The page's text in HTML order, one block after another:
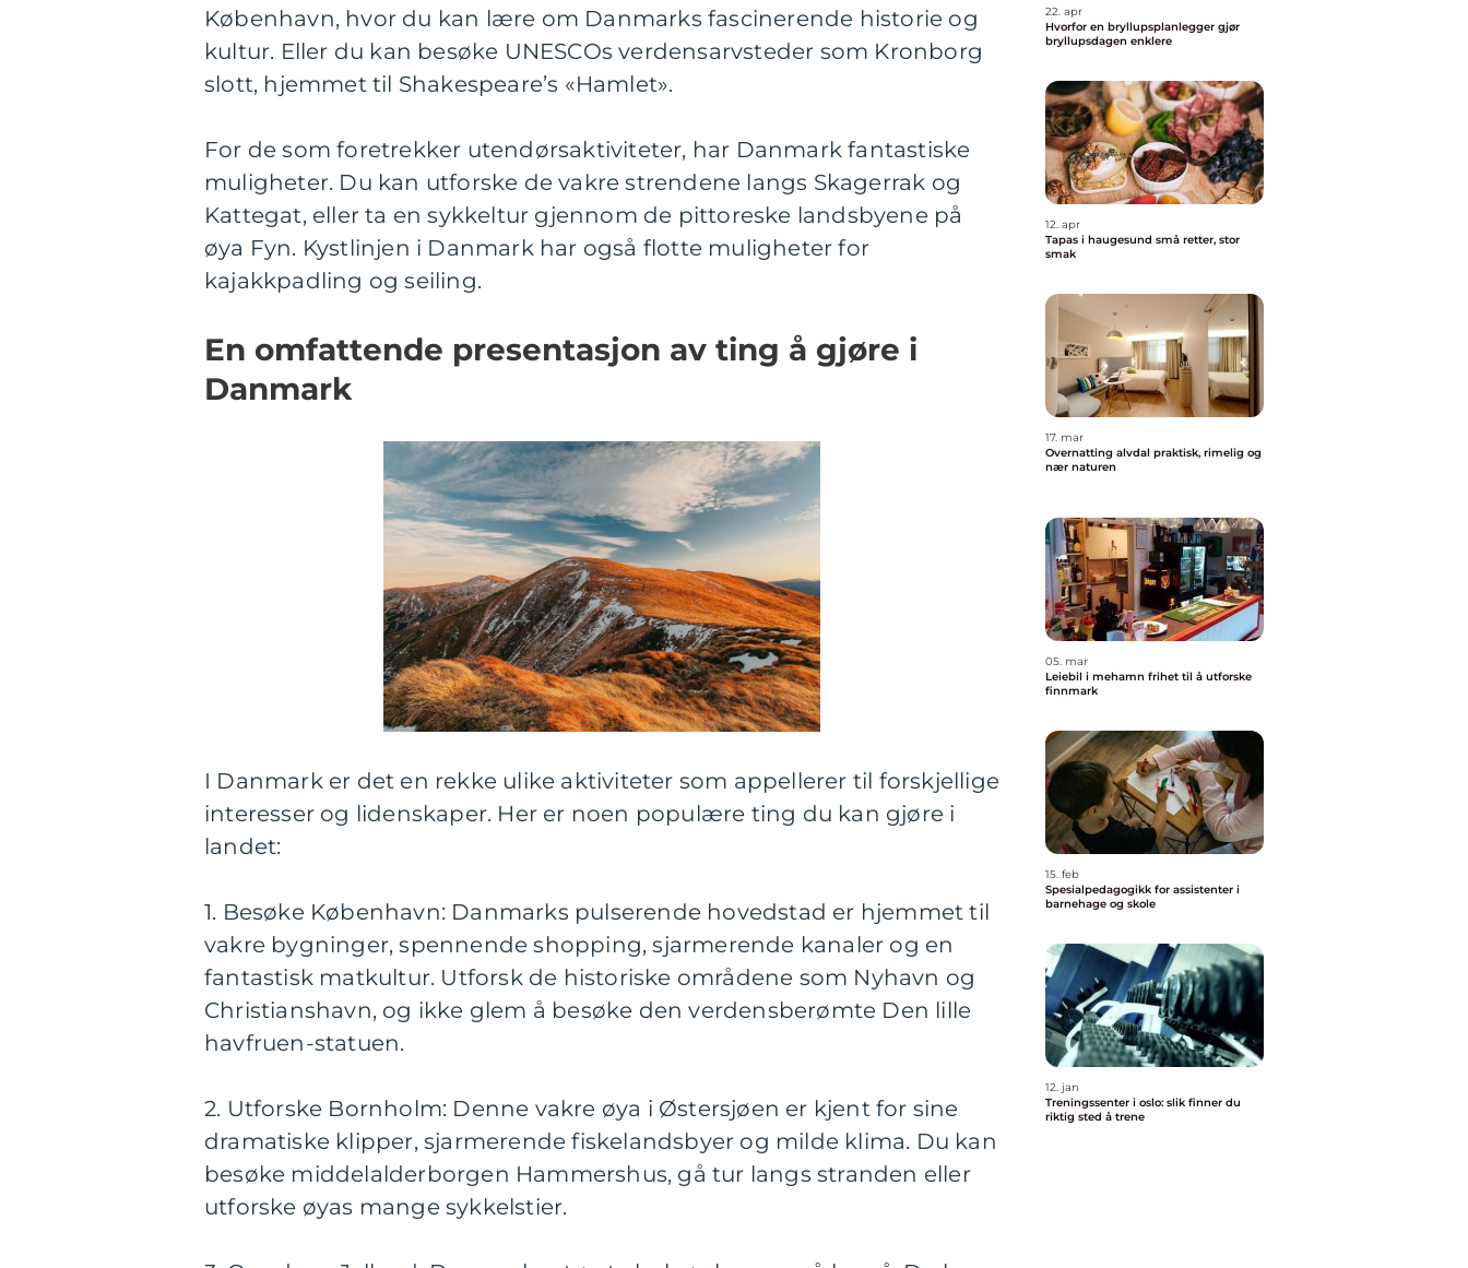
København, hvor du kan lære om Danmarks fascinerende historie og
kultur. Eller du kan besøke UNESCOs verdensarvsteder som Kronborg
slott, hjemmet til Shakespeare’s «Hamlet».
For de som foretrekker utendørsaktiviteter, har Danmark fantastiske
muligheter. Du kan utforske de vakre strendene langs Skagerrak og
Kattegat, eller ta en sykkeltur gjennom de pittoreske landsbyene på
øya Fyn. Kystlinjen i Danmark har også flotte muligheter for
kajakkpadling og seiling.
En omfattende presentasjon av ting å gjøre i
Danmark
I Danmark er det en rekke ulike aktiviteter som appellerer til forskjellige
interesser og lidenskaper. Her er noen populære ting du kan gjøre i
landet:
1. Besøke København: Danmarks pulserende hovedstad er hjemmet til
vakre bygninger, spennende shopping, sjarmerende kanaler og en
fantastisk matkultur. Utforsk de historiske områdene som Nyhavn og
Christianshavn, og ikke glem å besøke den verdensberømte Den lille
havfruen-statuen.
2. Utforske Bornholm: Denne vakre øya i Østersjøen er kjent for sine
dramatiske klipper, sjarmerende fiskelandsbyer og milde klima. Du kan
besøke middelalderborgen Hammershus, gå tur langs stranden eller
utforske øyas mange sykkelstier.
22. apr
Hvorfor en bryllupsplanlegger gjør
bryllupsdagen enklere
12. apr
Tapas i haugesund små retter, stor
smak
17. mar
Overnatting alvdal praktisk, rimelig og
nær naturen
05. mar
Leiebil i mehamn frihet til å utforske
finnmark
15. feb
Spesialpedagogikk for assistenter i
barnehage og skole
12. jan
Treningssenter i oslo: slik finner du
riktig sted å trene